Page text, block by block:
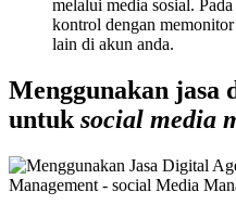
melalui media sosial.
kontrol dengan
lain di akun anda.
Menggunakan jasa
untuk social media